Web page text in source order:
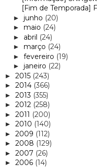
[Fim de Temporada]
► junho (20)
► maio (24)
► abril (24)
► março (24)
► fevereiro (19)
► janeiro (22)
► 2015 (243)
► 2014 (366)
► 2013 (355)
► 2012 (258)
► 2011 (200)
► 2010 (140)
► 2009 (112)
► 2008 (129)
► 2007 (26)
► 2006 (14)